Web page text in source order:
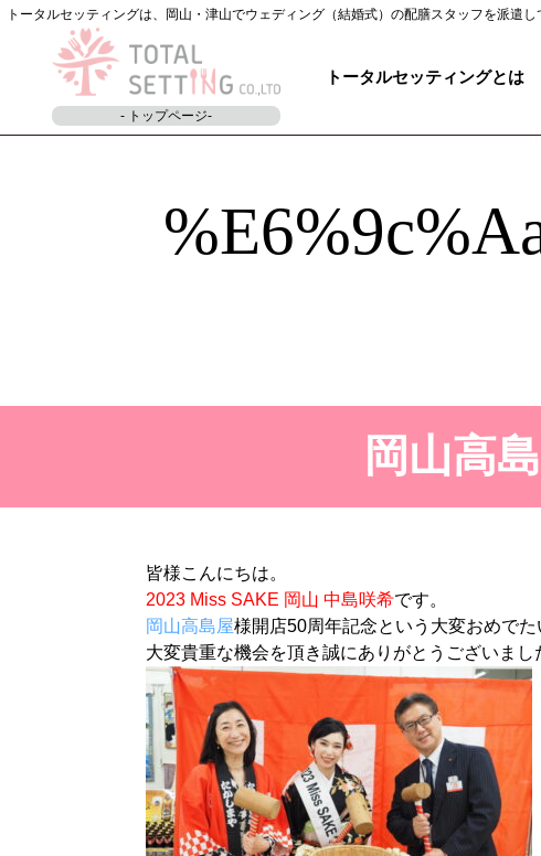
トータルセッティングは、岡山・津山でウェディング（結婚式）の配膳スタッフを派遣し
- トップページ-
トータルセッティングとは
岡山高
皆様こんにちは。
2023 Miss SAKE 岡山 中島咲希です。
岡山高島屋様開店50周年記念という大変おめで
大変貴重な機会を頂き誠にありがとうございまし